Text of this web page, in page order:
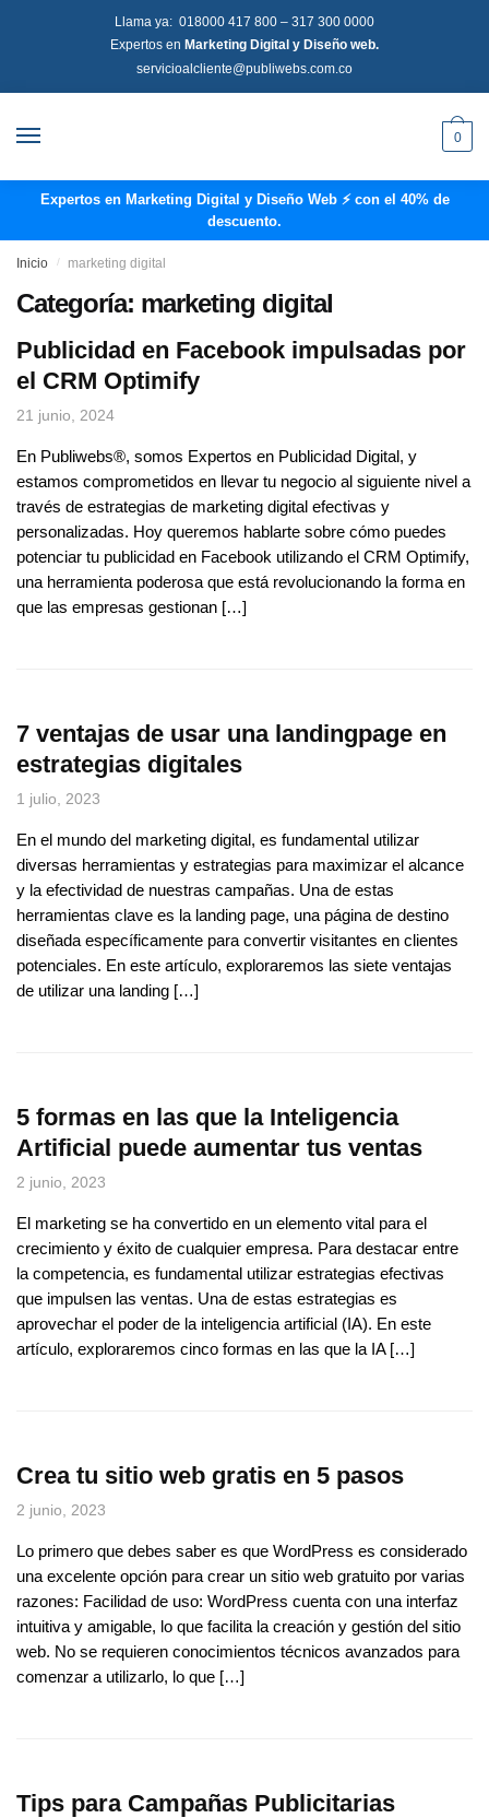
Llama ya: 018000 417 800 – 317 300 0000
Expertos en Marketing Digital y Diseño web.
servicioalcliente@publiwebs.com.co
0
Expertos en Marketing Digital y Diseño Web ⚡ con el 40% de
descuento.
Inicio / marketing digital
Categoría: marketing digital
Publicidad en Facebook impulsadas por
el CRM Optimify
21 junio, 2024
En Publiwebs®, somos Expertos en Publicidad Digital, y
estamos comprometidos en llevar tu negocio al siguiente nivel a
través de estrategias de marketing digital efectivas y
personalizadas. Hoy queremos hablarte sobre cómo puedes
potenciar tu publicidad en Facebook utilizando el CRM Optimify,
una herramienta poderosa que está revolucionando la forma en
que las empresas gestionan […]
7 ventajas de usar una landingpage en
estrategias digitales
1 julio, 2023
En el mundo del marketing digital, es fundamental utilizar
diversas herramientas y estrategias para maximizar el alcance
y la efectividad de nuestras campañas. Una de estas
herramientas clave es la landing page, una página de destino
diseñada específicamente para convertir visitantes en clientes
potenciales. En este artículo, exploraremos las siete ventajas
de utilizar una landing […]
5 formas en las que la Inteligencia
Artificial puede aumentar tus ventas
2 junio, 2023
El marketing se ha convertido en un elemento vital para el
crecimiento y éxito de cualquier empresa. Para destacar entre
la competencia, es fundamental utilizar estrategias efectivas
que impulsen las ventas. Una de estas estrategias es
aprovechar el poder de la inteligencia artificial (IA). En este
artículo, exploraremos cinco formas en las que la IA […]
Crea tu sitio web gratis en 5 pasos
2 junio, 2023
Lo primero que debes saber es que WordPress es considerado
una excelente opción para crear un sitio web gratuito por varias
razones: Facilidad de uso: WordPress cuenta con una interfaz
intuitiva y amigable, lo que facilita la creación y gestión del sitio
web. No se requieren conocimientos técnicos avanzados para
comenzar a utilizarlo, lo que […]
Tips para Campañas Publicitarias